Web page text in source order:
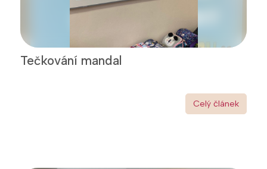
Tečkování mandal
Celý článek